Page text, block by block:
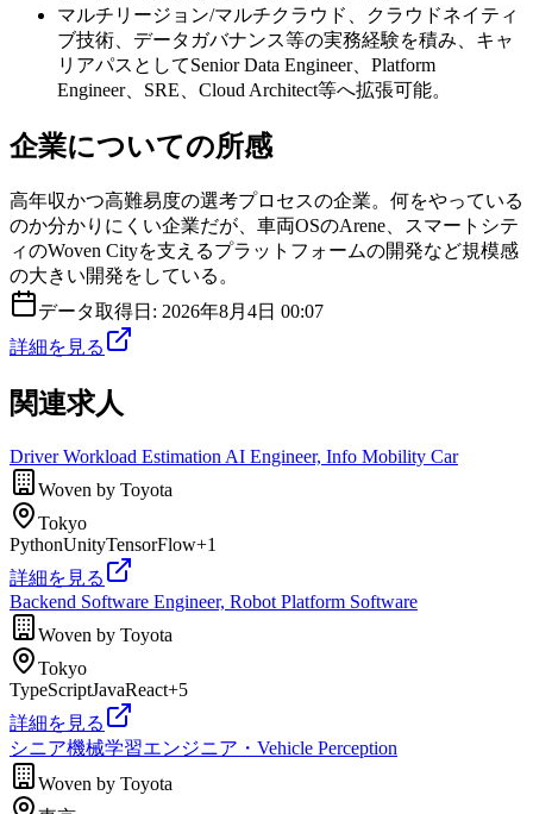
マルチリージョン/マルチクラウド、クラウドネイティ
ブ技術、データガバナンス等の実務経験を積み、キャ
リアパスとしてSenior Data Engineer、Platform
Engineer、SRE、Cloud Architect等へ拡張可能。
企業についての所感
高年収かつ高難易度の選考プロセスの企業。何をやっている
のか分かりにくい企業だが、車両OSのArene、スマートシテ
ィのWoven Cityを支えるプラットフォームの開発など規模感
の大きい開発をしている。
データ取得日: 2026年8月4日 00:07
詳細を見る
関連求人
Driver Workload Estimation AI Engineer, Info Mobility Car
Woven by Toyota
Tokyo
PythonUnityTensorFlow+1
詳細を見る
Backend Software Engineer, Robot Platform Software
Woven by Toyota
Tokyo
TypeScriptJavaReact+5
詳細を見る
シニア機械学習エンジニア・Vehicle Perception
Woven by Toyota